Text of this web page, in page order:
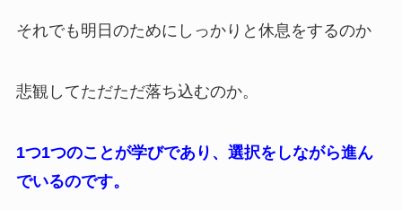
それでも明日のためにしっかりと休息をするのか
悲観してただただ落ち込むのか。
1つ1つのことが学びであり、選択をしながら進ん
でいるのです。